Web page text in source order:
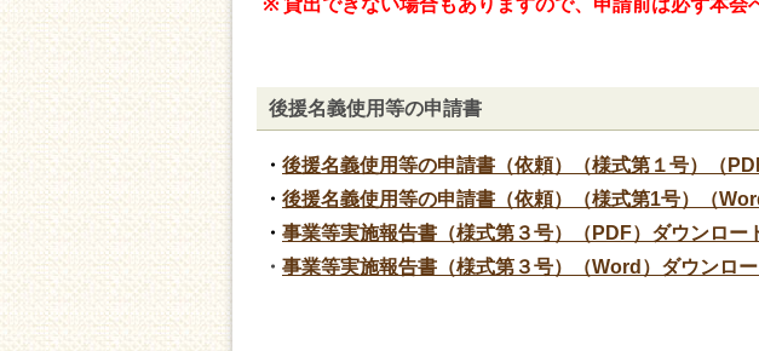
※ 貸出できない場合もありますので、申請前は必ず本会
後援名義使用等の申請書
・ 後援名義使用等の申請書（依頼）（様式第１号）（
・ 後援名義使用等の申請書（依頼）（様式第1号）（
・ 事業等実施報告書（様式第３号）（PDF）ダウンロー
・ 事業等実施報告書（様式第３号）（Word）ダウンロ